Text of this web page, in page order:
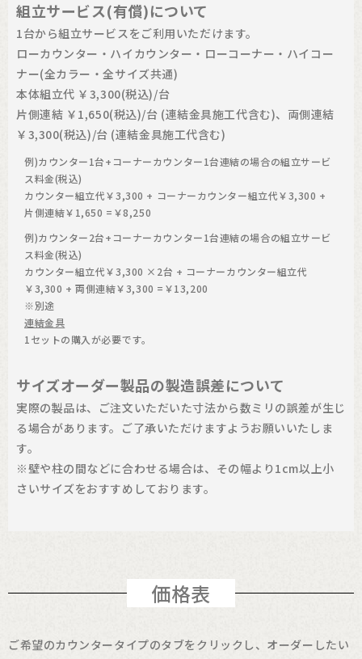
組立サービス(有償)について
1台から組立サービスをご利用いただけます。
ローカウンター・ハイカウンター・ローコーナー・ハイコー
ナー(全カラー・全サイズ共通)
本体組立代 ￥3,300(税込)/台
片側連結 ￥1,650(税込)/台 (連結金具施工代含む)、両側連結
￥3,300(税込)/台 (連結金具施工代含む)
例)カウンター1台+コーナーカウンター1台連結の場合の組立サービ
ス料金(税込)
カウンター組立代￥3,300 + コーナーカウンター組立代￥3,300 +
片側連結￥1,650 =￥8,250
例)カウンター2台+コーナーカウンター1台連結の場合の組立サービ
ス料金(税込)
カウンター組立代￥3,300 ×2台 + コーナーカウンター組立代
￥3,300 + 両側連結￥3,300 =￥13,200
※別途
連結金具
1セットの購入が必要です。
サイズオーダー製品の製造誤差について
実際の製品は、ご注文いただいた寸法から数ミリの誤差が生じ
る場合があります。ご了承いただけますようお願いいたしま
す。
※壁や柱の間などに合わせる場合は、その幅より1cm以上小
さいサイズをおすすめしております。
価格表
ご希望のカウンタータイプのタブをクリックし、オーダーしたい